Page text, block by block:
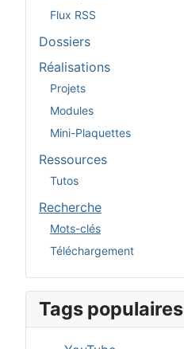
Flux RSS
Dossiers
Réalisations
Projets
Modules
Mini-Plaquettes
Ressources
Tutos
Recherche
Mots-clés
Téléchargement
Tags populaires